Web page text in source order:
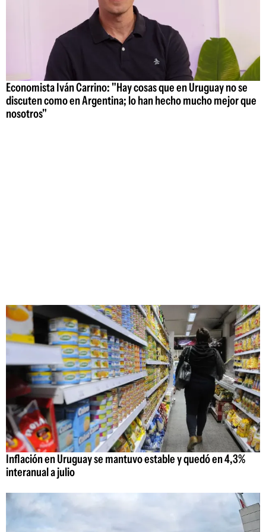
Economista Iván Carrino: "Hay cosas que en Uruguay no se
discuten como en Argentina; lo han hecho mucho mejor que
nosotros"
Inflación en Uruguay se mantuvo estable y quedó en 4,3%
interanual a julio